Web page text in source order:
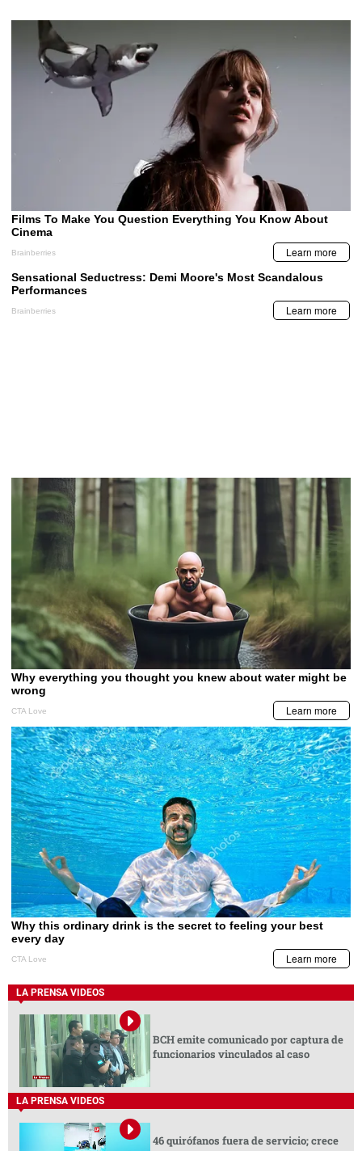
LA PRENSA VIDEOS
BCH emite comunicado por captura de
funcionarios vinculados al caso
LA PRENSA VIDEOS
46 quirófanos fuera de servicio; crece